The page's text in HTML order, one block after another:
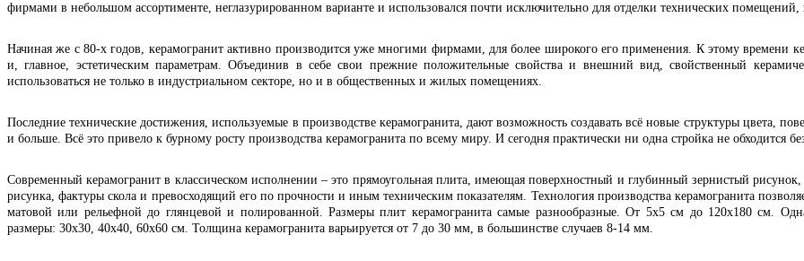
фирмами в небольшом ассортименте, неглазурированном варианте и использовался почти исключительно для отделки технических
Начиная же с 80-х годов, керамогранит активно производится уже многими фирмами, для более широкого его применения. К этому времени
и, главное, эстетическим параметрам. Объединив в себе свои прежние положительные свойства и внешний вид, свойственный
использоваться не только в индустриальном секторе, но и в общественных и жилых помещениях.
Последние технические достижения, используемые в производстве керамогранита, дают возможность создавать всё новые структуры цвета,
и больше. Всё это привело к бурному росту производства керамогранита по всему миру. И сегодня практически ни одна стройка не обходится
Современный керамогранит в классическом исполнении – это прямоугольная плита, имеющая поверхностный и глубинный зернистый
рисунка, фактуры скола и превосходящий его по прочности и иным техническим показателям. Технология производства керамогранита
матовой или рельефной до глянцевой и полированной. Размеры плит керамогранита самые разнообразные. От 5х5 см до 120х180 см.
размеры: 30х30, 40х40, 60х60 см. Толщина керамогранита варьируется от 7 до 30 мм, в большинстве случаев 8-14 мм.